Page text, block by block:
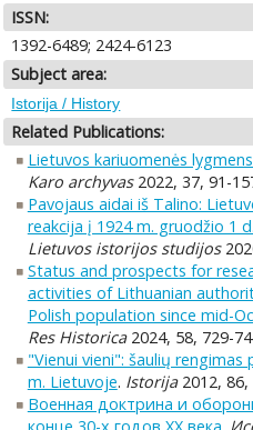
ISSN:
1392-6489; 2424-6123
Subject area:
Istorija / History
Related Publications:
Lietuvos kariuomenės
Karo archyvas2022, 37, 91-
Pavojaus aidai iš Talino:
reakcija į 1924 m. gruodžio 1
Lietuvos istorijos studijos
Status and prospects for
activities of Lithuanian
Polish population since mid-
Res Historica2024, 58, 729-
"Vienui vieni": šaulių
m. Lietuvoje. Istorija2012, 86,
Военная доктрина и